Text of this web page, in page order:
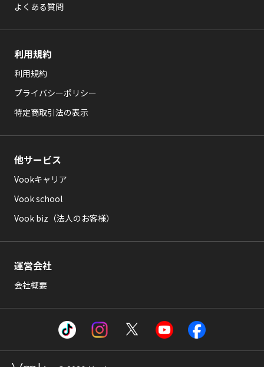
よくある質問
利用規約
利用規約
プライバシーポリシー
特定商取引法の表示
他サービス
Vookキャリア
Vook school
Vook biz（法人のお客様）
運営会社
会社概要